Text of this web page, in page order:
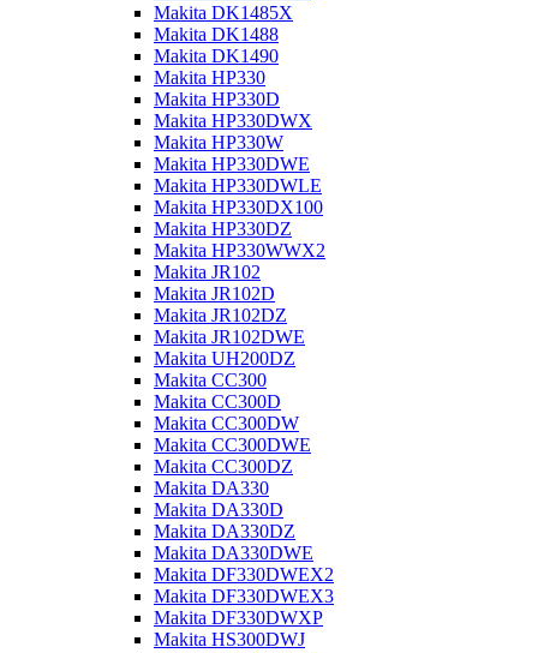
Makita DK1485X
Makita DK1488
Makita DK1490
Makita HP330
Makita HP330D
Makita HP330DWX
Makita HP330W
Makita HP330DWE
Makita HP330DWLE
Makita HP330DX100
Makita HP330DZ
Makita HP330WWX2
Makita JR102
Makita JR102D
Makita JR102DZ
Makita JR102DWE
Makita UH200DZ
Makita CC300
Makita CC300D
Makita CC300DW
Makita CC300DWE
Makita CC300DZ
Makita DA330
Makita DA330D
Makita DA330DZ
Makita DA330DWE
Makita DF330DWEX2
Makita DF330DWEX3
Makita DF330DWXP
Makita HS300DWJ